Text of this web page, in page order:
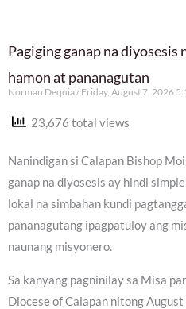
Pagiging ganap na diyosesis
hamon at pananagutan
Norman Dequia Friday, August 7, 2026
23,676 total views
Nanindigan si Calapan Bishop
ganap na diyosesis ay hindi
lokal na simbahan kundi
pananagutang ipagpatuloy ang
naunang misyonero.
Sa kanyang pagninilay sa Misa
Diocese of Calapan nitong